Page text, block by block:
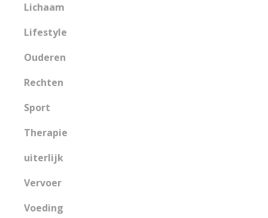
Lichaam
Lifestyle
Ouderen
Rechten
Sport
Therapie
uiterlijk
Vervoer
Voeding